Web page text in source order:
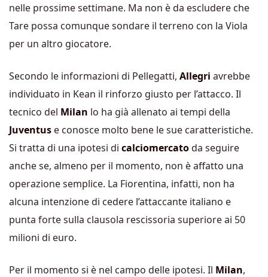
nelle prossime settimane. Ma non è da escludere che
Tare possa comunque sondare il terreno con la Viola
per un altro giocatore.
Secondo le informazioni di Pellegatti, Allegri avrebbe
individuato in Kean il rinforzo giusto per l’attacco. Il
tecnico del Milan lo ha già allenato ai tempi della
Juventus e conosce molto bene le sue caratteristiche.
Si tratta di una ipotesi di calciomercatoda seguire
anche se, almeno per il momento, non è affatto una
operazione semplice. La Fiorentina, infatti, non ha
alcuna intenzione di cedere l’attaccante italiano e
punta forte sulla clausola rescissoria superiore ai 50
milioni di euro.
Per il momento si è nel campo delle ipotesi. Il Milan,